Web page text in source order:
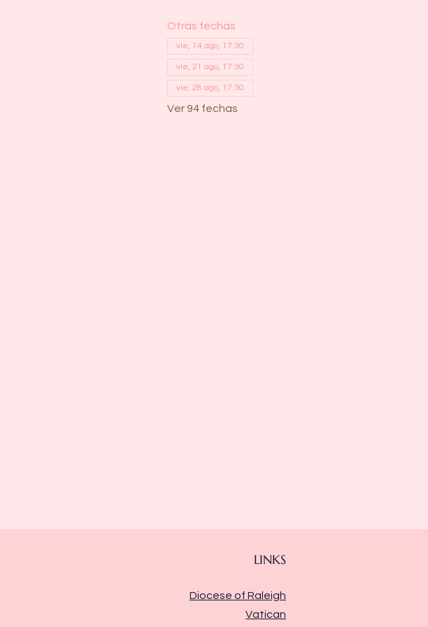
Otras fechas
vie, 14 ago, 17:30
vie, 21 ago, 17:30
vie, 28 ago, 17:30
Ver 94 fechas
LINKS
Diocese of Raleigh
Vatican